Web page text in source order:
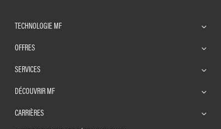
TECHNOLOGIE MF
OFFRES
SERVICES
DÉCOUVRIR MF
CARRIÈRES